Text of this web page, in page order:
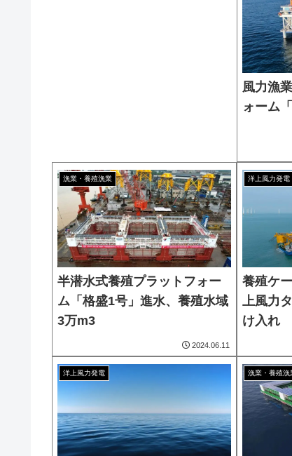
風力漁
ォーム
漁業・養殖漁業
半潜水式養殖プラットフォー
ム「格盛1号」進水、養殖水域
3万m3
2024.06.11
洋上風力発電
養殖ケ
上風力
け入れ
洋上風力発電 漁業・養殖漁